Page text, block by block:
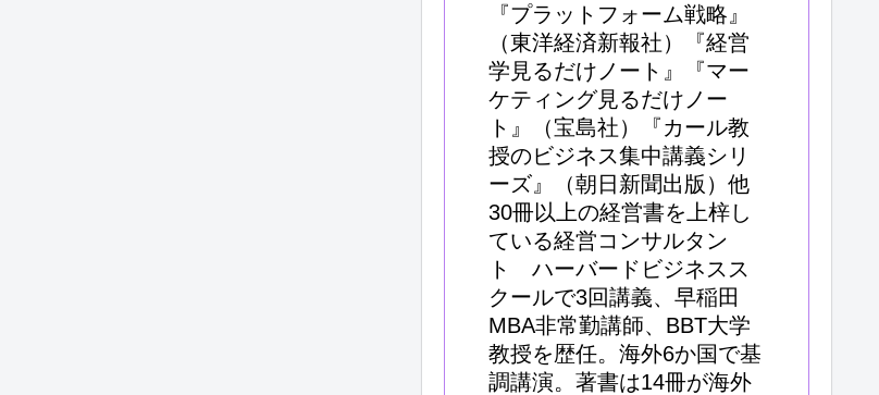
『プラットフォーム戦略』
（東洋経済新報社）『経営
学見るだけノート』『マー
ケティング見るだけノー
ト』（宝島社）『カール教
授のビジネス集中講義シリ
ーズ』（朝日新聞出版）他
30冊以上の経営書を上梓し
ている経営コンサルタン
ト ハーバードビジネスス
クールで3回講義、早稲田
MBA非常勤講師、BBT大学
教授を歴任。海外6か国で基
調講演。著書は14冊が海外